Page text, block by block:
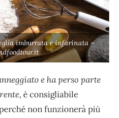
imburrata e infarinata –
e ha perso parte
, è consigliabile
non funzionerà più